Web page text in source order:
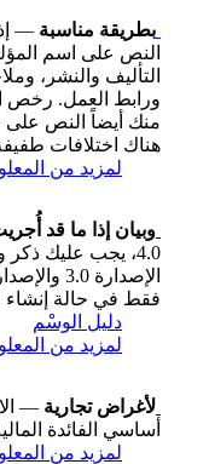
بطريقة مناسبة —
النص على اسم
التأليف والنشر،
منك أيضاً النص على
هناك اختلافات
لمزيد من
وبيان إذا ما قد
4.0، يجب عليك
فقط في حالة
دليل الوسْم
لمزيد من
لأغراض تجارية —
أساسي الفائدة
لمزيد من